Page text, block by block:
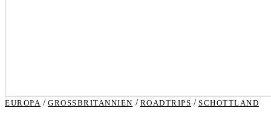
EUROPA / GROSSBRITANNIEN / ROADTRIPS / SCHOTTLAND